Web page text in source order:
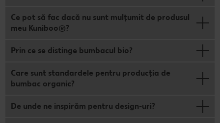
Ce pot să fac dacă nu sunt mulțumit de produsul
meu Kuniboo®?
Prin ce se distinge bumbacul bio?
Care sunt standardele pentru producția de
bumbac organic?
De unde ne inspirăm pentru design-uri?